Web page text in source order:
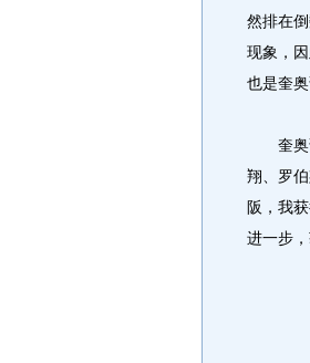
然排在
现象，
也是奎
奎奥诺
翔、罗
阪，我
进一步